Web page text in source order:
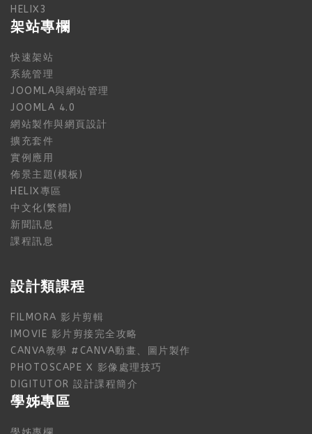
HELIX3
架站專欄
快速架站
系統管理
JOOMLA與網站管理
JOOMLA 4.0
網站製作與網頁設計
擴充套件
實例應用
佈景主題(模板)
HELIX專區
中文化(繁體)
新聞訊息
課程訊息
設計類課程
FILMORA 影片剪輯
IMOVIE 影片剪接完全攻略
CANVA教學 #CANVA動畫、圖片製作
PHOTOSCAPE X 影像處理技巧
DIGITUTOR 設計課程簡介
學姊專區